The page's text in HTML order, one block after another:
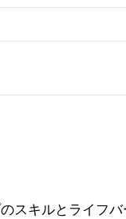
スキルとライフ